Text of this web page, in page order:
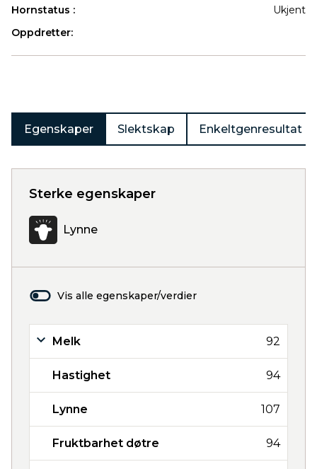
Hornstatus :
Ukjent
Oppdretter:
Egenskaper Slektskap Enkeltgenresultat
Sterke egenskaper
Lynne
Vis alle egenskaper/verdier
Melk 92
Hastighet 94
Lynne 107
Fruktbarhet døtre 94